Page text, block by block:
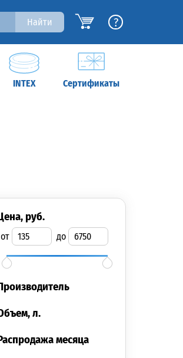
Найти ?
INTEX Сертификаты
цена, руб.
от до
производитель
объем, л.
распродажа месяца